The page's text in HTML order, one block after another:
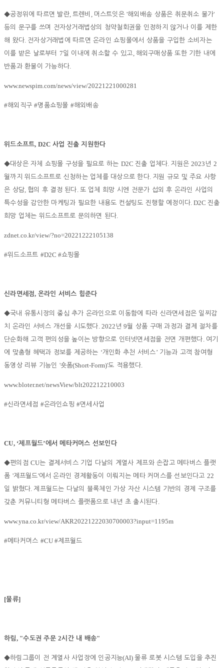
◆공정위에 따르면 발란, 트렌비 , 머스트잇은'해외배송 상품은 취문취소 불가'
등의 문구를 쓰며 전자상거래법상의 청약철회권을 인정하지 않거나 이를 제한
해 왔다. 전자상거래법에 따르면 온라인 쇼핑몰에서 상품을 구입한 소비자는
이를 받은 날로부터 7일 이내에 취소할 수 있고, 해외구매상품 또한 기한 내에
반품과 환불이 가능하다.
www.newspim.com/news/view/20221221000281
#해외직구#명품쇼핑몰 #해외배송
위드소프트, D2C 사업 진출 지원한다
◆대상은 자체 쇼핑몰 구성을 필요로 하는 D2C 진출 업체다. 지원은2023 년 2
월까지 위드소프트로 신청하는 업체를 대상으로 한다. 지원 규모 및 주요 사항
은 상담, 협의 후 결정 된다. 또 업체 희망 시엔 전문가 섭외 후 온라인 사업의
특수성을 감안한 마케팅과 필요한 내용도 컨설팅도 진행할 예정이다. D2C진출
희망 업체는 위드소프트로 문의하면 된다.
zdnet.co.kr/view/?no=20221222105138
#위드소프트 #D2C #쇼핑몰
신라면세점, 온라인 서비스 힘준다
◆국내 유통시장의 중심 추가 온라인으로 이동함에 따라 신라면세점은 일찌감
치 온라인 서비스 개선을 시도했다. 2022 년9월 상품 구매 과정과 결제 절차를
단순화해 고객 편의성을 높이는 방향으로 인터넷면세점을 전면 개편했다. 여기
에 맞춤형 혜택과 정보를 제공하는 ‘개인화 추천 서비스’ 기능과 고객 참여형
동영상 리뷰 기능인 '숏폼(Short-Form)'도 적용했다.
www.bloter.net/newsView/blt202212210003
#신라면세점 #온라인쇼핑#면세사업
CU, ‘제프월드’에서 메타커머스 선보인다
◆편의점CU는 결제서비스 기업 다날의 계열사 제프와 손잡고 메타버스 플랫
폼 '제프월드'에서 온라인 경제활동이 이뤄지는 메타 커머스를 선보인다고 22
일 밝혔다. 제프월드는 다날의 블록체인 가상 자산 시스템 기반의 경제 구조를
갖춘 커뮤니티형 메타버스 플랫폼으로 내년 초 출시된다.
www.yna.co.kr/view/AKR20221222030700003?input=1195m
#메타커머스 #CU #제프월드
[물류]
하림, "수도권 주문2시간 내 배송"
◆하림그룹이 전 계열사 사업장에 인공지능(AI)물류 로봇 시스템 도입을 추진